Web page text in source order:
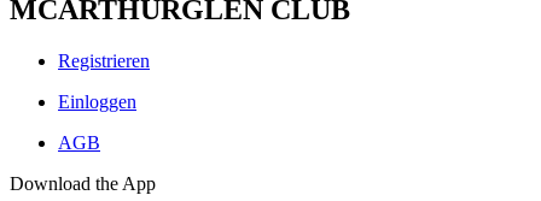
MCARTHURGLEN CLUB
Registrieren
Einloggen
AGB
Download the App